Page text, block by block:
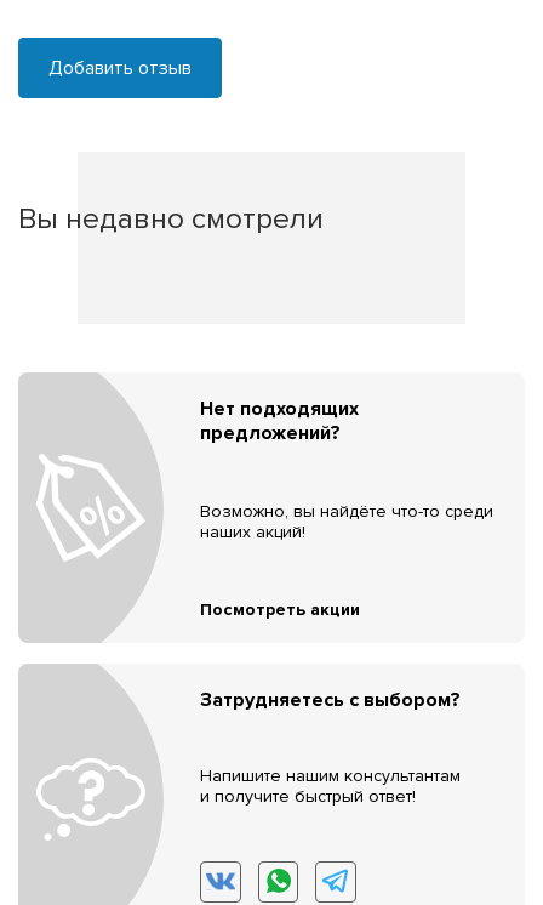
Добавить отзыв
Вы недавно смотрели
Нет подходящих
предложений?
Возможно, вы найдёте что-то среди
наших акций!
Посмотреть акции
Затрудняетесь с выбором?
Напишите нашим консультантам
и получите быстрый ответ!